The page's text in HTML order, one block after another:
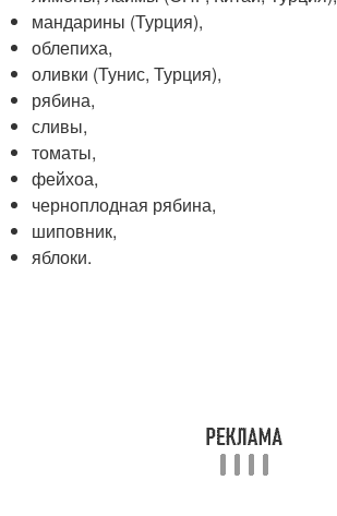
мандарины (Турция),
облепиха,
оливки (Тунис, Турция),
рябина,
сливы,
томаты,
фейхоа,
черноплодная рябина,
шиповник,
яблоки.